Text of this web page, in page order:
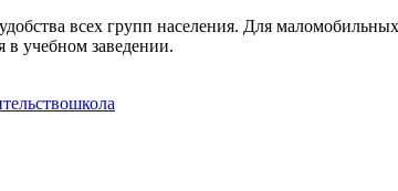
всех групп населения. Для
в учебном заведении.
школа